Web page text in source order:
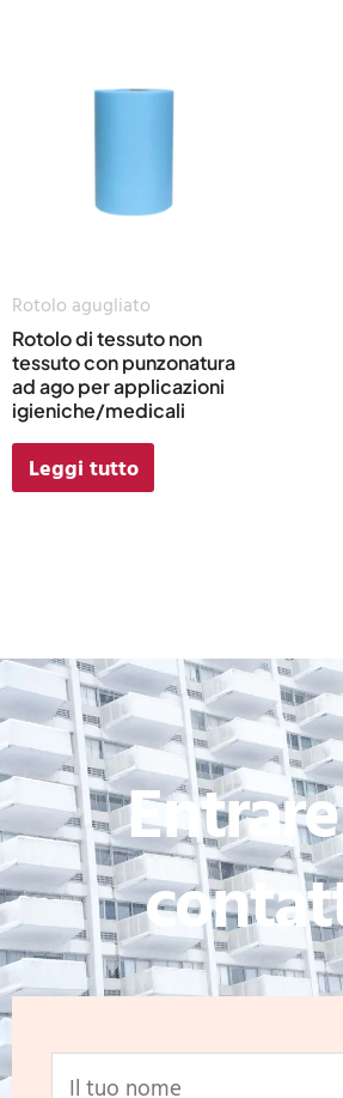
Rotolo agugliato
Rotolo di tessuto non
tessuto con punzonatura
ad ago per applicazioni
igieniche/medicali
Leggi tutto